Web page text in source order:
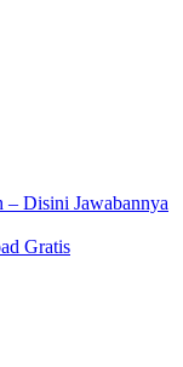
– Disini Jawabannya
Gratis